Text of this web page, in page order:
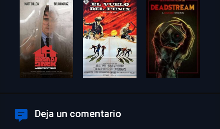
Deja un comentario